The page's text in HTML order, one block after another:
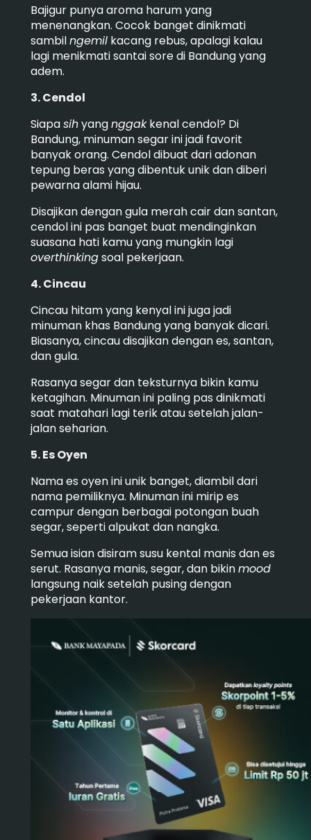
Bajigur punya aroma harum yang
menenangkan. Cocok banget dinikmati
sambilngemilkacang rebus, apalagi kalau
lagi menikmati santai sore di Bandung yang
adem.
3. Cendol
Siapasihyangnggakkenal cendol? Di
Bandung, minuman segar ini jadi favorit
banyak orang. Cendol dibuat dari adonan
tepung beras yang dibentuk unik dan diberi
pewarna alami hijau.
Disajikan dengan gula merah cair dan santan,
cendol ini pas banget buat mendinginkan
suasana hati kamu yang mungkin lagi
overthinkingsoal pekerjaan.
4. Cincau
Cincau hitam yang kenyal ini juga jadi
minuman khas Bandung yang banyak dicari.
Biasanya, cincau disajikan dengan es, santan,
dan gula.
Rasanya segar dan teksturnya bikin kamu
ketagihan. Minuman ini paling pas dinikmati
saat matahari lagi terik atau setelah jalan-
jalan seharian.
5. Es Oyen
Nama es oyen ini unik banget, diambil dari
nama pemiliknya. Minuman ini mirip es
campur dengan berbagai potongan buah
segar, seperti alpukat dan nangka.
Semua isian disiram susu kental manis dan es
serut. Rasanya manis, segar, dan bikinmood
langsung naik setelah pusing dengan
pekerjaan kantor.